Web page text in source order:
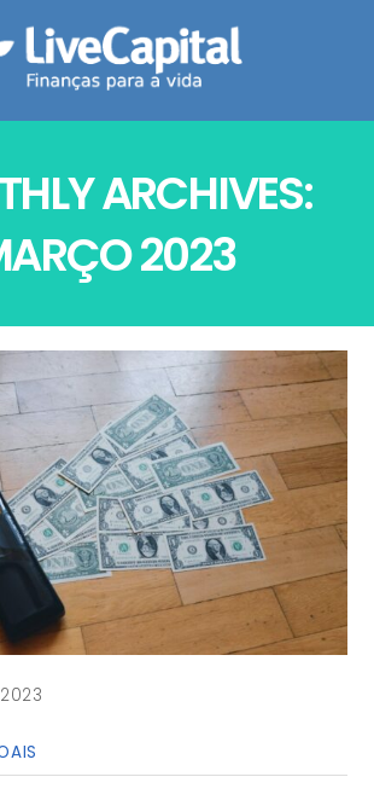
ARCHIVES:
2023